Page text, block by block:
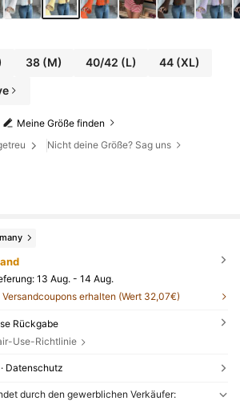
38(M) 40/42 (L) 44 (XL)
Meine Größe finden
Nicht deine Größe? Sag uns
13 Aug. - 14 Aug.
erhalten (Wert 32,07€)
Rückgabe
Use-Richtlinie
Datenschutz
durch den gewerblichen Verkäufer: